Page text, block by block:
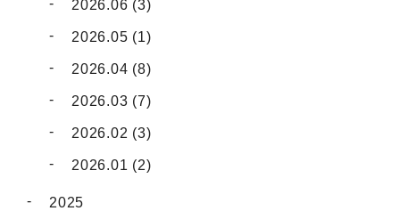
2026.06 (3)
2026.05 (1)
2026.04 (8)
2026.03 (7)
2026.02 (3)
2026.01 (2)
2025